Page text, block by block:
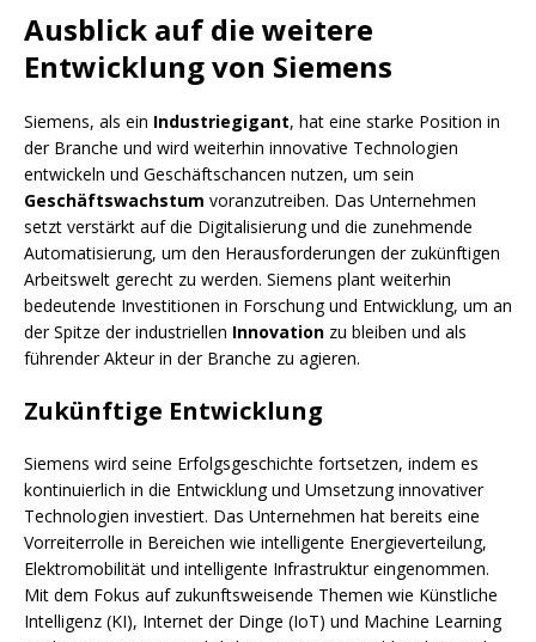
Ausblick auf die weitere
Entwicklung von Siemens
Siemens, als ein Industriegigant, hat eine starke Position in
der Branche und wird weiterhin innovative Technologien
entwickeln und Geschäftschancen nutzen, um sein
Geschäftswachstum voranzutreiben. Das Unternehmen
setzt verstärkt auf die Digitalisierung und die zunehmende
Automatisierung, um den Herausforderungen der zukünftigen
Arbeitswelt gerecht zu werden. Siemens plant weiterhin
bedeutende Investitionen in Forschung und Entwicklung, um an
der Spitze der industriellen Innovation zu bleiben und als
führender Akteur in der Branche zu agieren.
Zukünftige Entwicklung
Siemens wird seine Erfolgsgeschichte fortsetzen, indem es
kontinuierlich in die Entwicklung und Umsetzung innovativer
Technologien investiert. Das Unternehmen hat bereits eine
Vorreiterrolle in Bereichen wie intelligente Energieverteilung,
Elektromobilität und intelligente Infrastruktur eingenommen.
Mit dem Fokus auf zukunftsweisende Themen wie Künstliche
Intelligenz (KI), Internet der Dinge (IoT) und Machine Learning